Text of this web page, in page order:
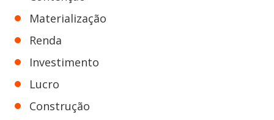
Materialização
Renda
Investimento
Lucro
Construção